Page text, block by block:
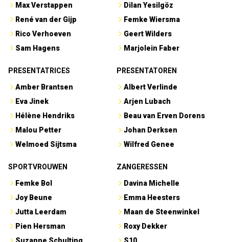
Max Verstappen
René van der Gijp
Rico Verhoeven
Sam Hagens
Dilan Yesilgöz
Femke Wiersma
Geert Wilders
Marjolein Faber
PRESENTATRICES
Amber Brantsen
Eva Jinek
Hélène Hendriks
Malou Petter
Welmoed Sijtsma
PRESENTATOREN
Albert Verlinde
Arjen Lubach
Beau van Erven Dorens
Johan Derksen
Wilfred Genee
SPORTVROUWEN
Femke Bol
Joy Beune
Jutta Leerdam
Pien Hersman
ZANGERESSEN
Davina Michelle
Emma Heesters
Maan de Steenwinkel
Roxy Dekker